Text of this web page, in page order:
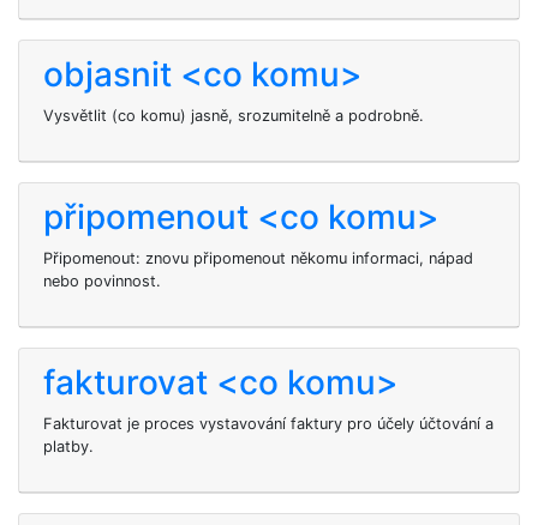
objasnit <co komu>
Vysvětlit (co komu) jasně, srozumitelně a podrobně.
připomenout <co komu>
Připomenout: znovu připomenout někomu informaci, nápad
nebo povinnost.
fakturovat <co komu>
Fakturovat je proces vystavování faktury pro účely účtování a
platby.